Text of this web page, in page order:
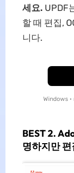
세요. UPDF
할 때 편집,
니다.
Windows •
BEST 2.
명하지만